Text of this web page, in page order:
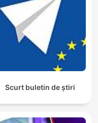
Scurt buletin de știri